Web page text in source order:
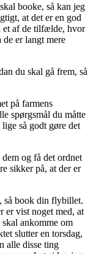
booke, så kan jeg
at det er en god
et af de tilfælde, hvor
er langt mere
du skal gå frem, så
på farmens
spørgsmål du måtte
så godt gøre det
og få det ordnet
sikker på, at der er
så book din flybillet.
er vist noget med, at
ankomme om
slutter en torsdag,
alle disse ting